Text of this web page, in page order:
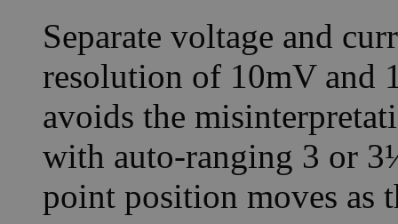
Separate voltage and
resolution of 10mV and
avoids the
with auto-ranging 3 or
point position moves as